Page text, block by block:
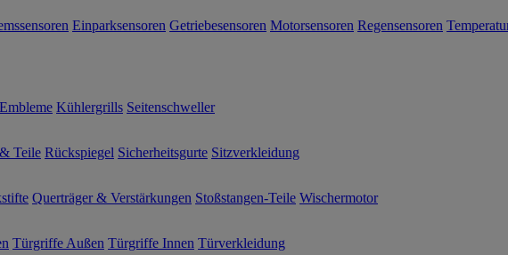
Einparksensoren Getriebesensoren Motorsensoren Regensensoren
Embleme Kühlergrills Seitenschweller
Teile Rückspiegel Sicherheitsgurte Sitzverkleidung
Querträger & Verstärkungen Stoßstangen-Teile Wischermotor
Türgriffe Außen Türgriffe Innen Türverkleidung